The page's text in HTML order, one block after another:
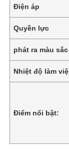
Điện áp
Quyền lực
phát ra màu sắc
Nhiệt độ làm
Điểm nổi bật: